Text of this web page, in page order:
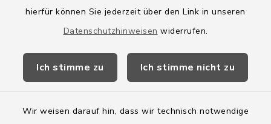
hierfür können Sie jederzeit über den Link in unseren
Datenschutzhinweisen widerrufen.
Ich stimme zu Ich stimme nicht zu
Wir weisen darauf hin, dass wir technisch notwendige
Amtsbroschüre
Wege-Zweckverband